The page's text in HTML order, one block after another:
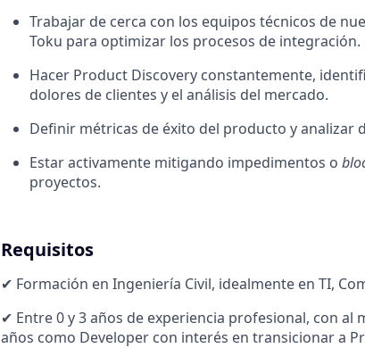
Trabajar de cerca con los equipos técnicos de
Toku para optimizar los procesos de integración.
Hacer Product Discovery constantemente,
dolores de clientes y el análisis del mercado.
Definir métricas de éxito del producto y
Estar activamente mitigando impedimentos o
proyectos.
Requisitos
✔ Formación en Ingeniería Civil, idealmente en TI,
✔ Entre 0 y 3 años de experiencia profesional, con al
años como Developer con interés en transicionar a